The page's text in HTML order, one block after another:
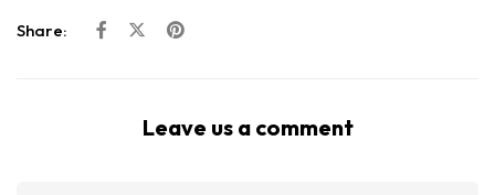
Share:
Leave us a comment